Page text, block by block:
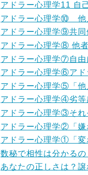
アドラー心理学11 自
アドラー心理学⑩ 他
アドラー心理学⑨共同
アドラー心理学⑧ 他
アドラー心理学⑦自由
アドラー心理学⑥アド
アドラー心理学⑤「他
アドラー心理学④劣等
アドラー心理学③それ
アドラー心理学②「嫌
アドラー心理学①「変
数秘で相性は分かる
あなたの正しさは？